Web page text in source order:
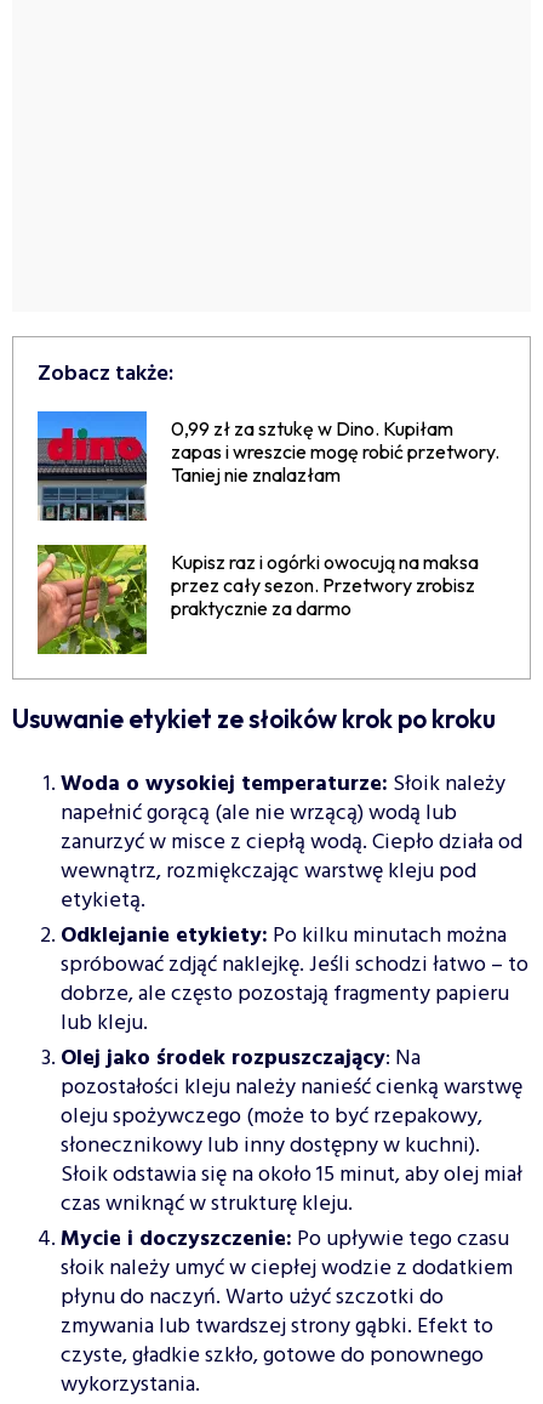
Zobacz także:
0,99 zł za sztukę w Dino. Kupiłam
zapas i wreszcie mogę robić przetwory.
Taniej nie znalazłam
Kupisz raz i ogórki owocują na maksa
przez cały sezon. Przetwory zrobisz
praktycznie za darmo
Usuwanie etykiet ze słoików krok po kroku
Woda o wysokiej temperaturze: Słoik należy
napełnić gorącą (ale nie wrzącą) wodą lub
zanurzyć w misce z ciepłą wodą. Ciepło działa od
wewnątrz, rozmiękczając warstwę kleju pod
etykietą.
Odklejanie etykiety: Po kilku minutach można
spróbować zdjąć naklejkę. Jeśli schodzi łatwo – to
dobrze, ale często pozostają fragmenty papieru
lub kleju.
Olej jako środek rozpuszczający: Na
pozostałości kleju należy nanieść cienką warstwę
oleju spożywczego (może to być rzepakowy,
słonecznikowy lub inny dostępny w kuchni).
Słoik odstawia się na około 15 minut, aby olej miał
czas wniknąć w strukturę kleju.
Mycie i doczyszczenie: Po upływie tego czasu
słoik należy umyć w ciepłej wodzie z dodatkiem
płynu do naczyń. Warto użyć szczotki do
zmywania lub twardszej strony gąbki. Efekt to
czyste, gładkie szkło, gotowe do ponownego
wykorzystania.